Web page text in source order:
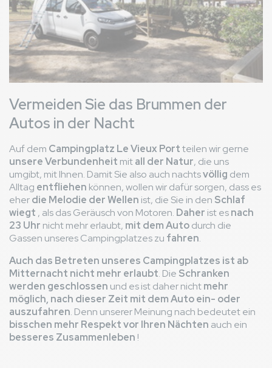
Vermeiden Sie das Brummen der
Autos in der Nacht
Auf dem Campingplatz Le Vieux Portteilen wir gerne
unsere Verbundenheit mitall der Natur, die uns
umgibt, mit Ihnen. Damit Sie also auch nachtsvöllig dem
Alltag entfliehen können, wollen wir dafür sorgen, dass es
eherdie Melodie der Wellen ist, die Sie in den Schlaf
wiegt , als das Geräusch von Motoren. Daher ist esnach
23 Uhr nicht mehr erlaubt, mit dem Autodurch die
Gassen unseres Campingplatzes zu fahren.
Auch das Betreten unseres Campingplatzes ist ab
Mitternacht nicht mehr erlaubt. Die Schranken
werden geschlossen und es ist daher nichtmehr
möglich, nach dieser Zeit mit dem Auto ein- oder
auszufahren. Denn unserer Meinung nach bedeutet ein
bisschen mehr Respekt vor Ihren Nächten auch ein
besseres Zusammenleben !